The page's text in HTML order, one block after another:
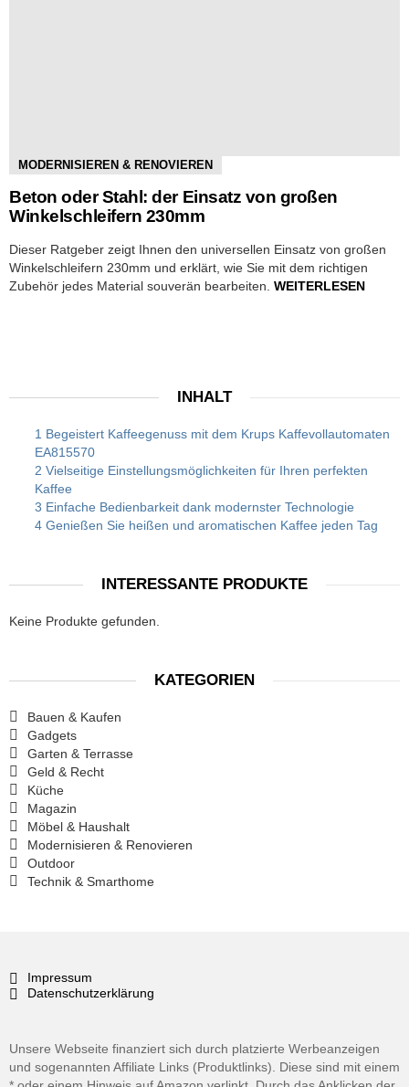
MODERNISIEREN & RENOVIEREN
Beton oder Stahl: der Einsatz von großen
Winkelschleifern 230mm
Dieser Ratgeber zeigt Ihnen den universellen Einsatz von großen
Winkelschleifern 230mm und erklärt, wie Sie mit dem richtigen
Zubehör jedes Material souverän bearbeiten. WEITERLESEN
INHALT
1 Begeistert Kaffeegenuss mit dem Krups Kaffevollautomaten
EA815570
2 Vielseitige Einstellungsmöglichkeiten für Ihren perfekten
Kaffee
3 Einfache Bedienbarkeit dank modernster Technologie
4 Genießen Sie heißen und aromatischen Kaffee jeden Tag
INTERESSANTE PRODUKTE
Keine Produkte gefunden.
KATEGORIEN
Bauen & Kaufen
Gadgets
Garten & Terrasse
Geld & Recht
Küche
Magazin
Möbel & Haushalt
Modernisieren & Renovieren
Outdoor
Technik & Smarthome
Impressum
Datenschutzerklärung
Unsere Webseite finanziert sich durch platzierte Werbeanzeigen
und sogenannten Affiliate Links (Produktlinks). Diese sind mit einem